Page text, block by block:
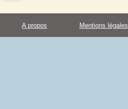
A propos Mentions légales